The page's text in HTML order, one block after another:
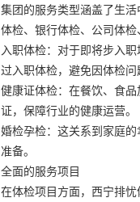
集团的服务类型涵盖了生
体检、银行体检、公司体检
入职体检：对于即将步入
过入职体检，避免因体检问
健康证体检：在餐饮、食
证，保障行业的健康运营。
婚检孕检：这关系到家庭
准备。
全面的服务项目
在体检项目方面，西宁排